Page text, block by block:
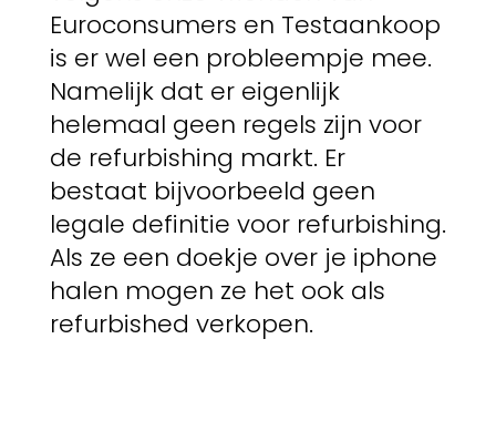
Euroconsumers en Testaankoop
is er wel een probleempje mee.
Namelijk dat er eigenlijk
helemaal geen regels zijn voor
de refurbishing markt. Er
bestaat bijvoorbeeld geen
legale definitie voor refurbishing.
Als ze een doekje over je iphone
halen mogen ze het ook als
refurbished verkopen.